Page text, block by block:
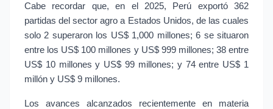
Cabe recordar que, en el 2025, Perú exportó 362
partidas del sector agro a Estados Unidos, de las cuales
solo 2 superaron los US$ 1,000 millones; 6 se situaron
entre los US$ 100 millones y US$ 999 millones; 38 entre
US$ 10 millones y US$ 99 millones; y 74 entre US$ 1
millón y US$ 9 millones.
Los avances alcanzados recientemente en materia